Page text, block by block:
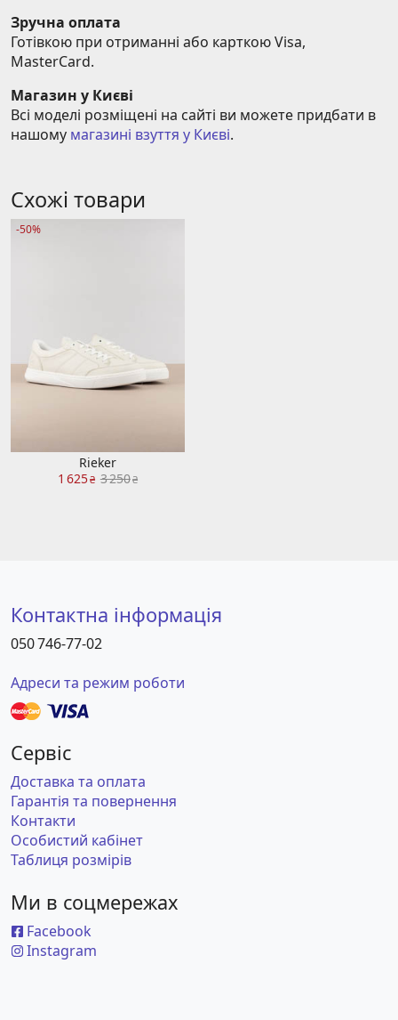
Зручна оплата
Готівкою при отриманні або карткою Visa,
MasterCard.
Магазин у Києві
Всі моделі розміщені на сайті ви можете придбати в
нашому магазині взуття у Києві.
Схожі товари
-50%
Rieker
1 625₴ 3 250₴
Контактна інформація
050 746-77-02
Адреси та режим роботи
Сервіс
Доставка та оплата
Гарантія та повернення
Контакти
Особистий кабінет
Таблиця розмірів
Ми в соцмережах
Facebook
Instagram